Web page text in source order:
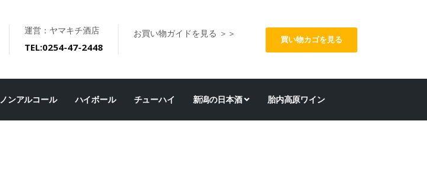
運営：ヤマキチ酒店
TEL:0254-47-2448
お買い物ガイドを見る ＞＞
買い物カゴを見る
ノンアルコール ハイボール チューハイ 新潟の日本酒 胎内高原ワイン